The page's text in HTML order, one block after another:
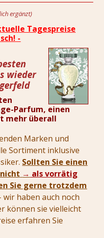
ergänzt)
Tagespreise
-
wieder
Parfum, einen
mehr überall
Marken und
Sortiment inklusive
Sollten Sie einen
→ als vorrätig
Sie gerne trotzdem
haben auch noch
können sie vielleicht
erfahren Sie